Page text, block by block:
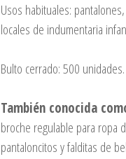
Usos habituales:
locales de indumentaria
Bulto cerrado: 500
También conocida
broche regulable para ropa
pantaloncitos y falditas de